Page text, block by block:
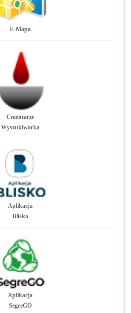
E-Mapa
Cmentarze
Wyszukiwarka
Aplikacja
Blisko
Aplikacja
SegreGO